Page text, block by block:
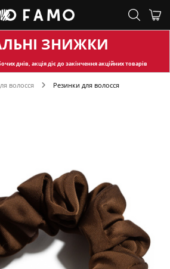
ЗНИЖКИ
днів, акція діє до закінчення акційних товарів
волосся Резинки для волосся